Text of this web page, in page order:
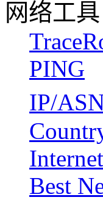
网络工具
PING
IP/
Best